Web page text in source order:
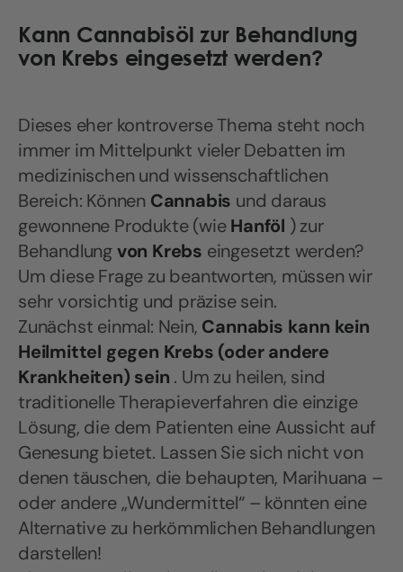
Kann Cannabisöl zur Behandlung
von Krebs eingesetzt werden?
Dieses eher kontroverse Thema steht noch
immer im Mittelpunkt vieler Debatten im
medizinischen und wissenschaftlichen
Bereich: Können Cannabis und daraus
gewonnene Produkte (wieHanföl ) zur
Behandlungvon Krebs eingesetzt werden?
Um diese Frage zu beantworten, müssen wir
sehr vorsichtig und präzise sein.
Zunächst einmal: Nein, Cannabis kann kein
Heilmittel gegen Krebs (oder andere
Krankheiten) sein . Um zu heilen, sind
traditionelle Therapieverfahren die einzige
Lösung, die dem Patienten eine Aussicht auf
Genesung bietet. Lassen Sie sich nicht von
denen täuschen, die behaupten, Marihuana –
oder andere „Wundermittel“ – könnten eine
Alternative zu herkömmlichen Behandlungen
darstellen!